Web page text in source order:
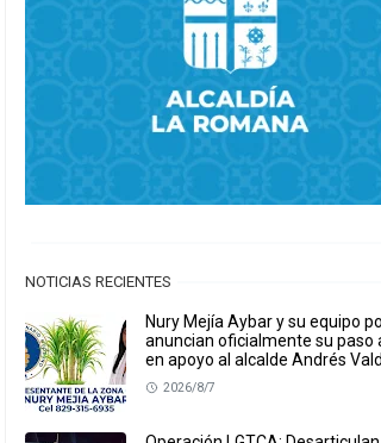
NOTICIAS RECIENTES
Nury Mejía Aybar y su equipo
anuncian oficialmente su paso
en apoyo al alcalde Andrés
2026/8/7